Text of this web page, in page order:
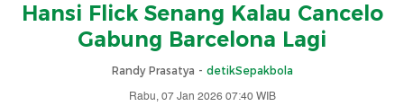
Hansi Flick Senang Kalau Cancelo
Gabung Barcelona Lagi
Randy Prasatya - detikSepakbola
Rabu, 07 Jan 2026 07:40 WIB